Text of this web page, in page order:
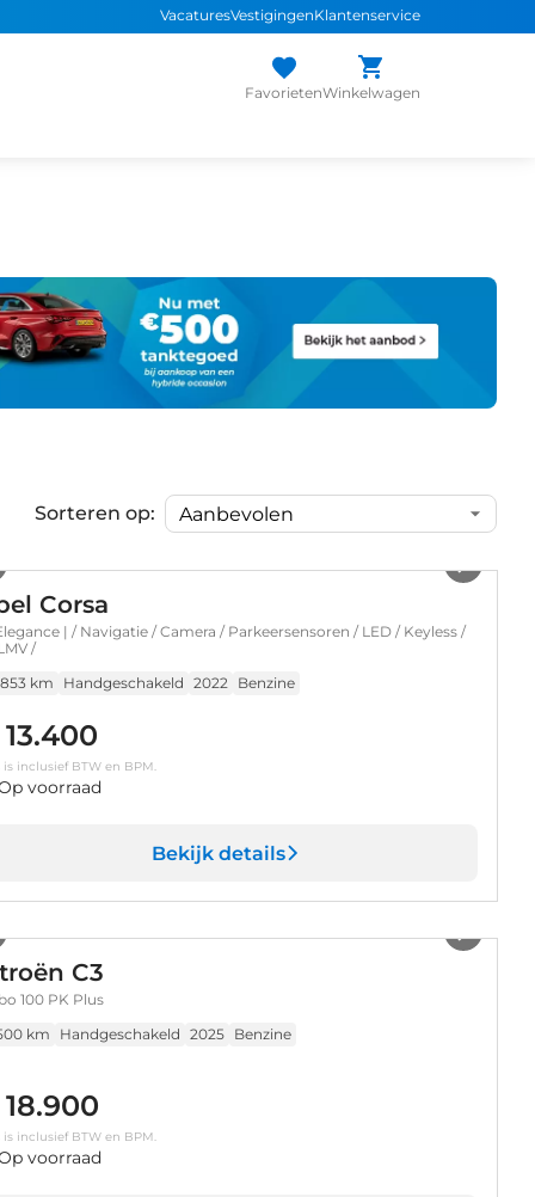
VacaturesVestigingenKlantenservice
FavorietenWinkelwagen
Sorteren op:
Corsa
| / Navigatie / Camera / Parkeersensoren / LED / Keyless /
/
km
Handgeschakeld 2022 Benzine
is inclusief BTW en BPM.
voorraad
Bekijk details
C3
100 PK Plus
km
Handgeschakeld 2025 Benzine
is inclusief BTW en BPM.
voorraad